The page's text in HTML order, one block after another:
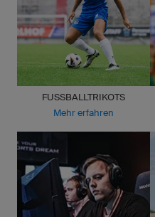
FUSSBALLTRIKOTS
Mehr erfahren